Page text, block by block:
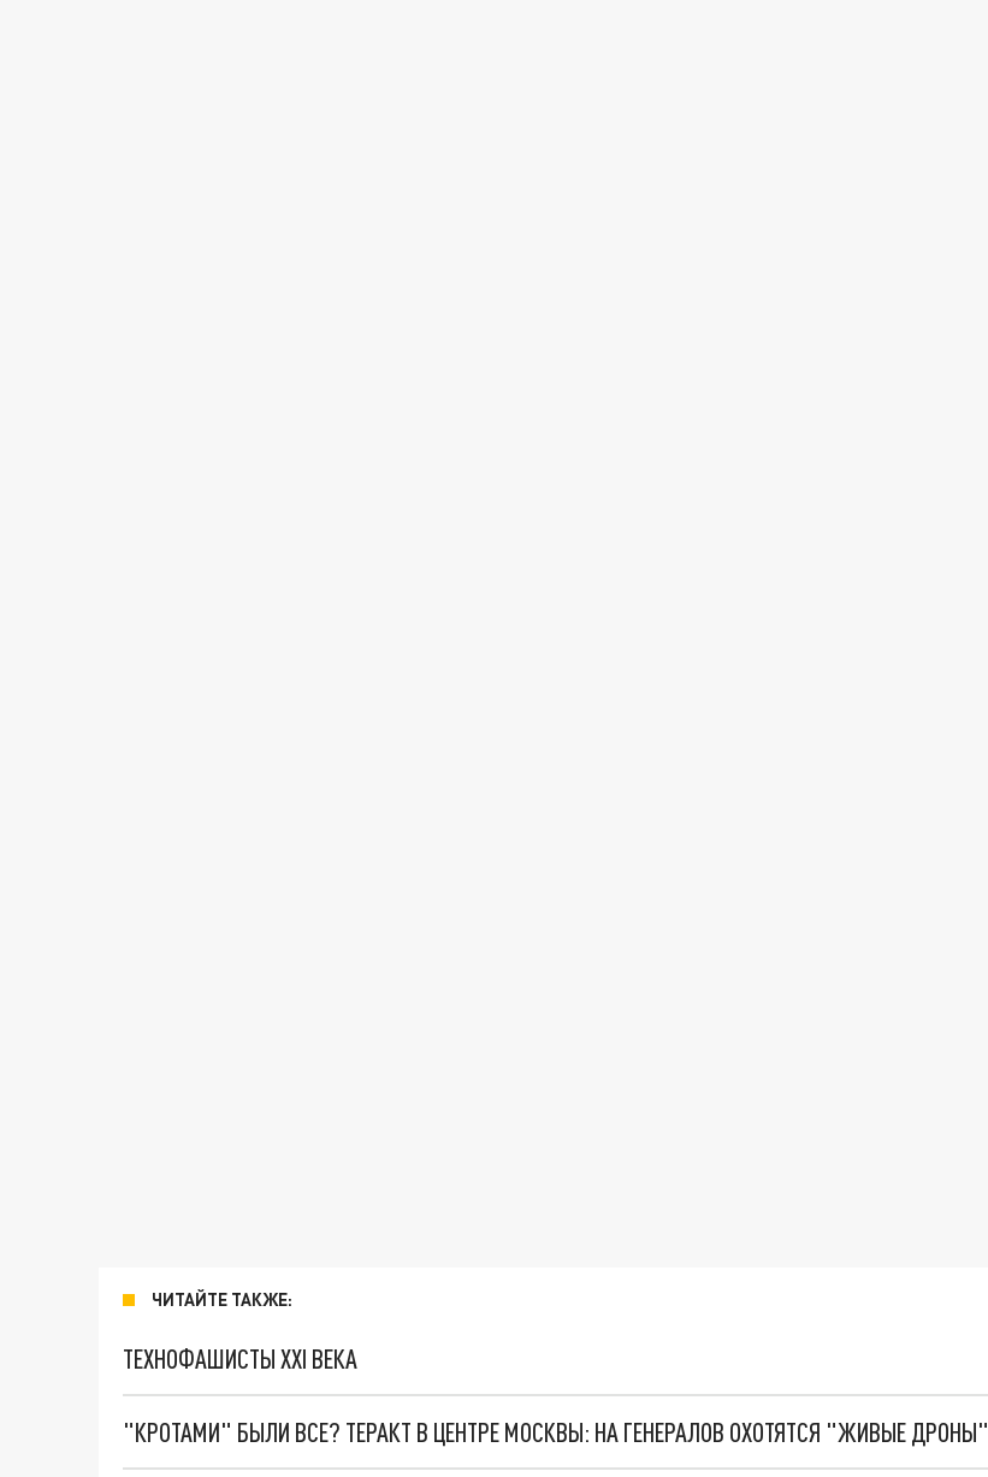
ЧИТАЙТЕ ТАКЖЕ:
ТЕХНОФАШИСТЫ XXI ВЕКА
"КРОТАМИ" БЫЛИ ВСЕ? ТЕРАКТ В ЦЕНТРЕ МОСКВЫ: НА ГЕНЕРАЛОВ ОХОТЯТСЯ "ЖИВЫЕ ДРОНЫ"